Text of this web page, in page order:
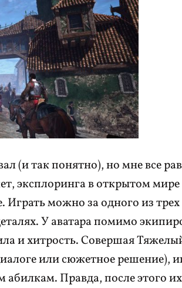
(и так понятно), но мне все
эксплоринга в открытом
можно за одного из трех
У аватара помимо
и хитрость. Совершая
или сюжетное решение),
абилкам. Правда, после этого